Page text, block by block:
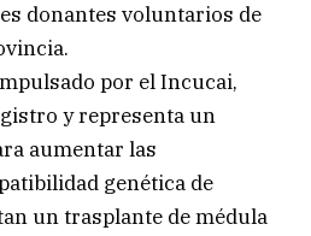
donantes voluntarios de
por el Incucai,
y representa un
aumentar las
genética de
un trasplante de médula